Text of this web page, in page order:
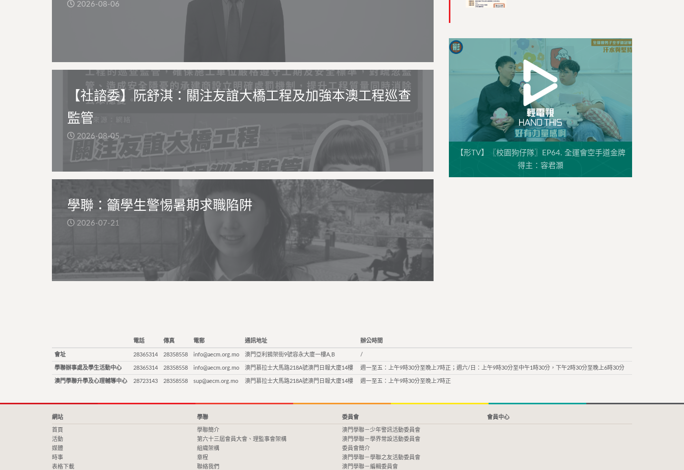
2026-08-06
【社諮委】阮舒淇：關注友誼大橋工程及加強本澳工程巡查
監管
2026-08-05
學聯：籲學生警惕暑期求職陷阱
2026-07-21
【形TV】〖校園狗仔隊〗EP64. 全運會空手道金牌
得主：容君灝
電話 傳真 電郵 通訊地址 辦公時間
會址 28365314 28358558 info@aecm.org.mo 澳門亞利鴉架街9號容永大廈一樓A,B /
學聯辦事處及學生活動中心 28365314 28358558 info@aecm.org.mo 澳門慕拉士大馬路218A號澳門日報大廈14樓 週一至五：上午9時30分至晚上7時正；週六/日：上午9時30分至中午1時30分，下午2時30分至晚上6時30分
澳門學聯升學及心理輔導中心 28723143 28358558 sup@aecm.org.mo 澳門慕拉士大馬路218A號澳門日報大廈14樓 週一至五：上午9時30分至晚上7時正
網站
首頁
活動
媒體
時事
表格下載
學聯
學聯簡介
第六十三屆會員大會、理監事會架構
組織架構
章程
聯絡我們
委員會
澳門學聯－少年警訊活動委員會
澳門學聯－學界常設活動委員會
委員會簡介
澳門學聯－學聯之友活動委員會
澳門學聯－編輯委員會
會員中心